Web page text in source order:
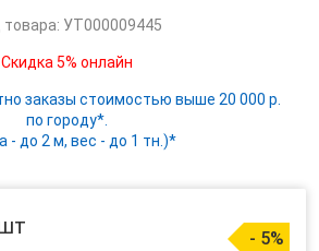
товара: УТ000009445
Скидка 5% онлайн
заказы стоимостью выше 20 000 р.
по городу*.
- до 2 м, вес - до 1 тн.)*
- 5%